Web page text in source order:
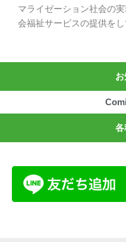
マライゼーション社会の
会福祉サービスの提供をし
各